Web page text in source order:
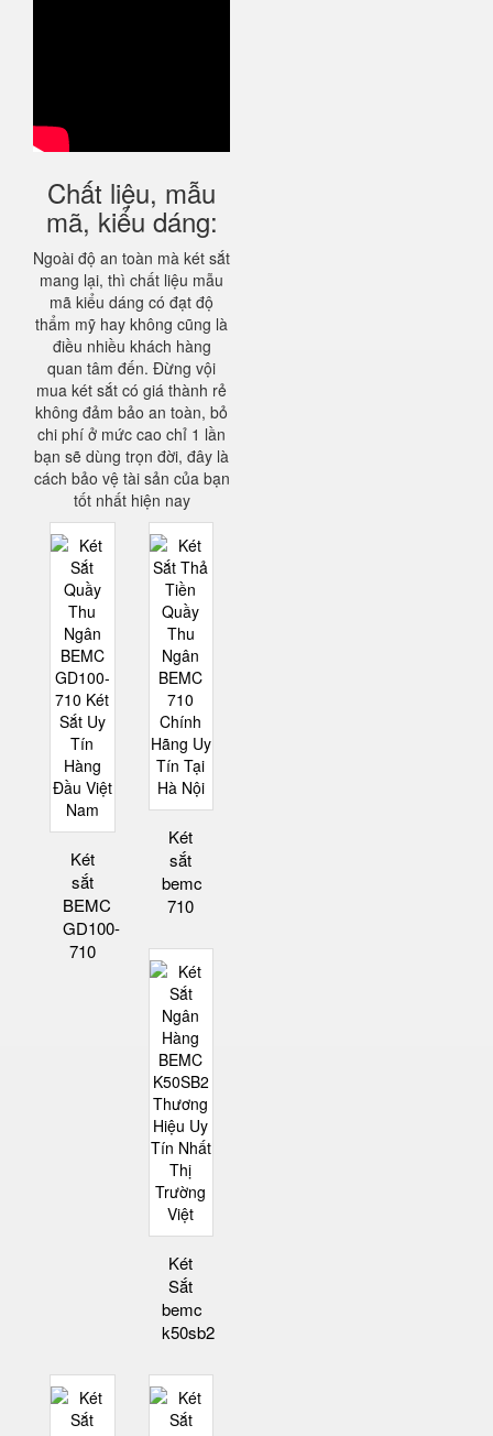
Chất liệu, mẫu
mã, kiểu dáng:
Ngoài độ an toàn mà két sắt
mang lại, thì chất liệu mẫu
mã kiểu dáng có đạt độ
thẩm mỹ hay không cũng là
điều nhiều khách hàng
quan tâm đến. Đừng vội
mua két sắt có giá thành rẻ
không đảm bảo an toàn, bỏ
chi phí ở mức cao chỉ 1 lần
bạn sẽ dùng trọn đời, đây là
cách bảo vệ tài sản của bạn
tốt nhất hiện nay
Két
sắt
BEMC
GD100-
710
Két
sắt
bemc
710
Két
Sắt
bemc
k50sb2